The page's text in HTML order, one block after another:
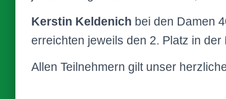
Kerstin Keldenich bei den Damen
erreichten jeweils den 2. Platz in der
Allen Teilnehmern gilt unser